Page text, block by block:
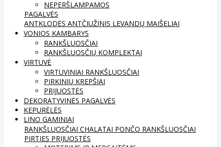
NEPERŠLAMPAMOS
PAGALVĖS
ANTKLODĖS ANTČIUŽINIS LEVANDŲ MAIŠELIAI
VONIOS KAMBARYS
RANKŠLUOSČIAI
RANKŠLUOSČIŲ KOMPLEKTAI
VIRTUVĖ
VIRTUVINIAI RANKŠLUOSČIAI
PIRKINIŲ KREPŠIAI
PRIJUOSTĖS
DEKORATYVINĖS PAGALVĖS
KEPURĖLĖS
LINO GAMINIAI
RANKŠLUOSČIAI CHALATAI PONČO RANKŠLUOSČIAI
PIRTIES PRIJUOSTĖS